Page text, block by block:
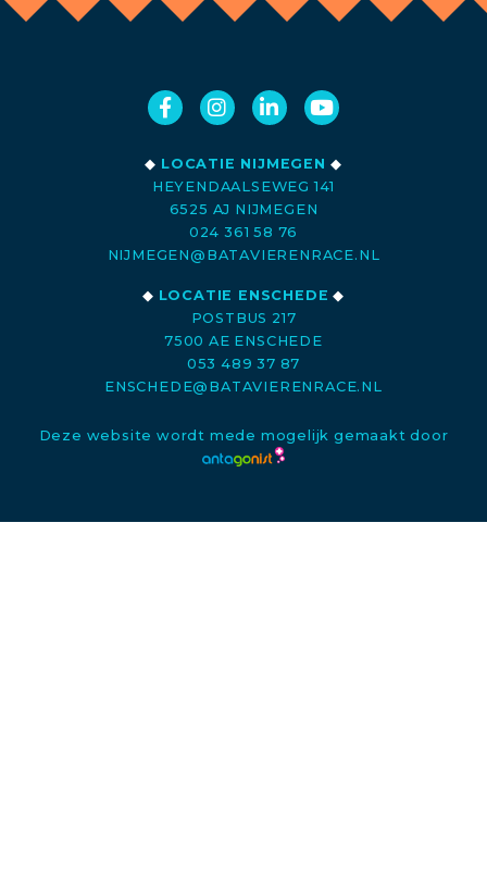
◆ LOCATIE NIJMEGEN ◆
HEYENDAALSEWEG 141
6525 AJ NIJMEGEN
024 361 58 76
NIJMEGEN@BATAVIERENRACE.NL
◆ LOCATIE ENSCHEDE ◆
POSTBUS 217
7500 AE ENSCHEDE
053 489 37 87
ENSCHEDE@BATAVIERENRACE.NL
Deze website wordt mede mogelijk gemaakt door